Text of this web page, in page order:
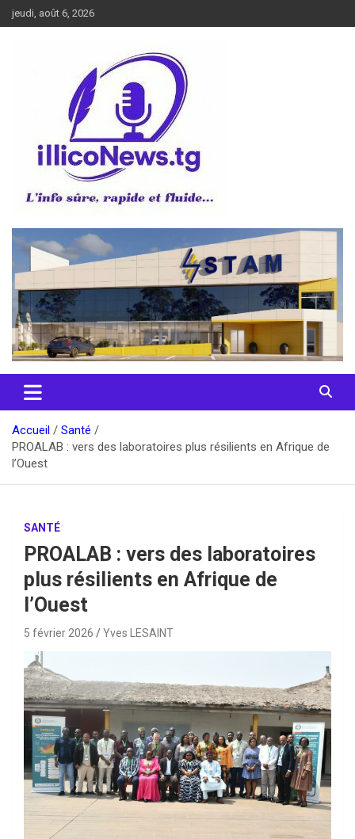
Aller
au
jeudi, août 6, 2026
illiconews
Accueil
Santé
PROALAB : vers des laboratoires plus résilients en Afrique de
l’Ouest
SANTÉ
PROALAB : vers des laboratoires
plus résilients en Afrique de
l’Ouest
5 février 2026 Yves LESAINT